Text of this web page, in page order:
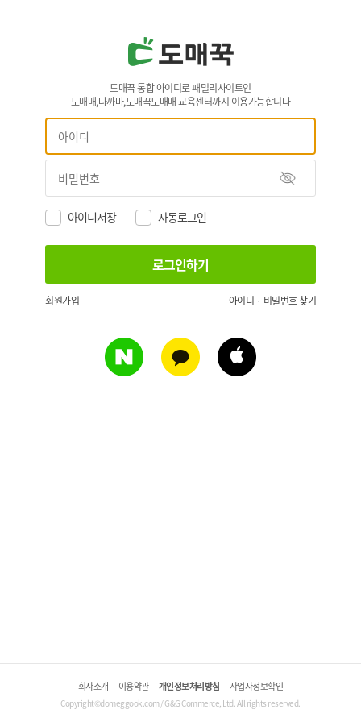
도매꾹 통합 아이디로 패밀리사이트인
도매매,나까마,도매꾹도매매 교육센터까지 이용가능합니다
아이디저장 자동로그인
회원가입 아이디 · 비밀번호 찾기
회사소개 이용약관 개인정보처리방침 사업자정보확인
Copyright©domeggook.com / G&G Commerce, Ltd. All rights reserved.